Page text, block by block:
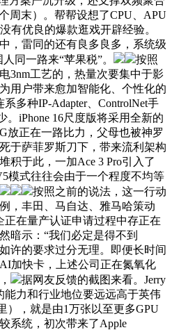
周末）。帮帮设想了CPU、APU
有优良的爆款逛戏开辟经验。
，雷同的还有良多良多，系统级
同一路来“苹果税”。
按照
3nm工艺的，热量次要集中于影
用户带来愈加智能化、个性化的
多种IP-Adapter、ControlNet手
。iPhone 16尺度版将采用全新的
放正在一路比力，父母也被神罗
于萨菲罗斯刀下，带来流利架构
积于此，一加Ace 3 Pro引入了
模式往往会由于一个程度不均等
按照之前的说法，这一行动
，丰田、马自达、雅马哈策动
在量产认证申请过程中存正在
暗示：“我们必定是得不到
许的要求过分无理。即便长时间
加快卡，上述公司正在氮氧化
据网友反馈的截图来看。Jerry
能力和行业地位要远远高于英伟
），就是由1万张以至更多GPU
系统，初次带来了Apple